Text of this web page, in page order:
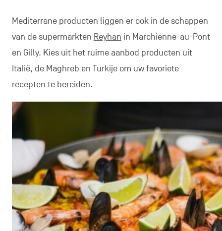
Mediterrane producten liggen er ook in de schappen
van de supermarkten Reyhan in Marchienne-au-Pont
en Gilly. Kies uit het ruime aanbod producten uit
Italië, de Maghreb en Turkije om uw favoriete
recepten te bereiden.